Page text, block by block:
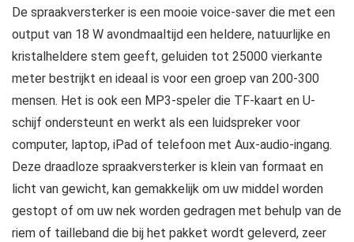
De spraakversterker is een mooie voice-saver die met een
output van 18 W avondmaaltijd een heldere, natuurlijke en
kristalheldere stem geeft, geluiden tot 25000 vierkante
meter bestrijkt en ideaal is voor een groep van 200-300
mensen. Het is ook een MP3-speler die TF-kaart en U-
schijf ondersteunt en werkt als een luidspreker voor
computer, laptop, iPad of telefoon met Aux-audio-ingang.
Deze draadloze spraakversterker is klein van formaat en
licht van gewicht, kan gemakkelijk om uw middel worden
gestopt of om uw nek worden gedragen met behulp van de
riem of tailleband die bij het pakket wordt geleverd, zeer